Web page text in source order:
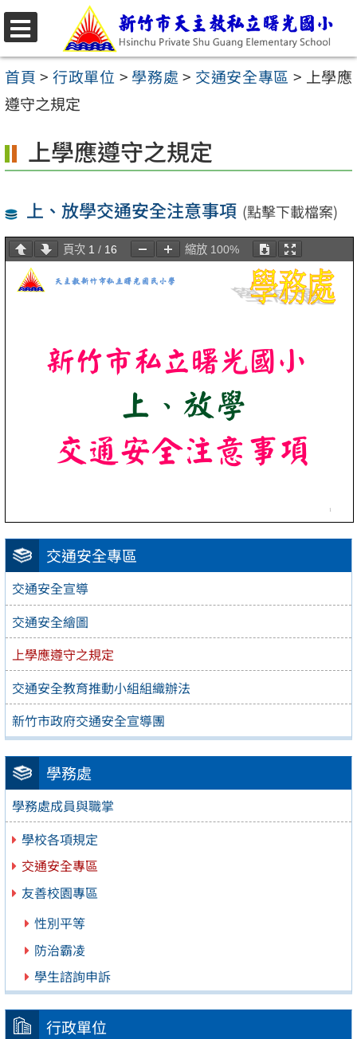
跳
至
主
要
容
區
選
單
首頁 > 行政單位 > 學務處 > 交通安全專區 > 上學應
遵守之規定
交通安全專區
交通安全宣導
交通安全繪圖
上學應遵守之規定
交通安全教育推動小組組織辦法
新竹市政府交通安全宣導團
學務處
學務處成員與職掌
學校各項規定
交通安全專區
友善校園專區
性別平等
防治霸凌
學生諮詢申訴
行政單位
上學應遵守之規定
上、放學交通安全注意事項 (點擊下載檔案)
頁次 1 / 16 縮放 100%